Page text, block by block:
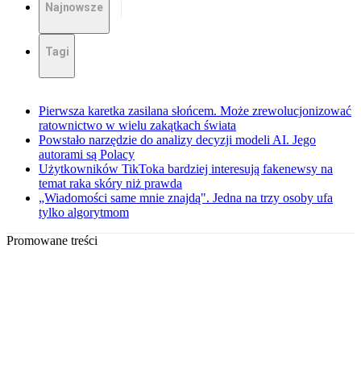
Najnowsze
Tagi
Pierwsza karetka zasilana słońcem. Może zrewolucjonizować
ratownictwo w wielu zakątkach świata
Powstało narzędzie do analizy decyzji modeli AI. Jego
autorami są Polacy
Użytkowników TikToka bardziej interesują fakenewsy na
temat raka skóry niż prawda
„Wiadomości same mnie znajdą". Jedna na trzy osoby ufa
tylko algorytmom
Promowane treści